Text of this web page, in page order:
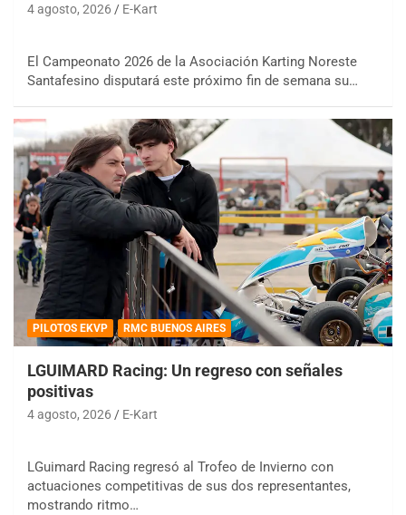
4 agosto, 2026 E-Kart
El Campeonato 2026 de la Asociación Karting Noreste
Santafesino disputará este próximo fin de semana su…
PILOTOS EKVP RMC BUENOS AIRES
LGUIMARD Racing: Un regreso con señales
positivas
4 agosto, 2026 E-Kart
LGuimard Racing regresó al Trofeo de Invierno con
actuaciones competitivas de sus dos representantes,
mostrando ritmo…
COBERTURA ESPECIAL DE E-KART.COM.AR
08/09-AGO